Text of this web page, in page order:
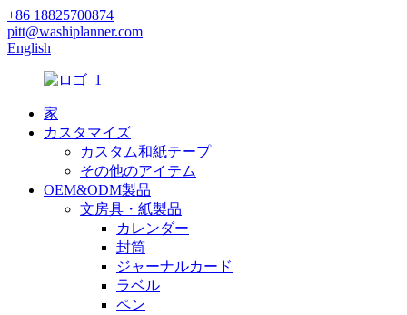
+86 18825700874
pitt@washiplanner.com
English
家
カスタマイズ
カスタム和紙テープ
その他のアイテム
OEM&ODM製品
文房具・紙製品
カレンダー
封筒
ジャーナルカード
ラベル
ペン